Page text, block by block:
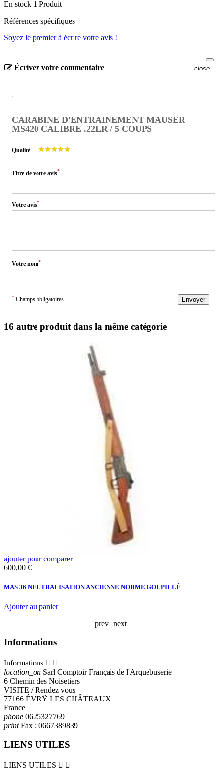
En stock 1 Produit
Références spécifiques
Soyez le premier à écrire votre avis !
Écrivez votre commentaire close
CARABINE D'ENTRAINEMENT MAUSER
MS420 CALIBRE .22LR / 5 COUPS
Qualité
Titre de votre avis*
Votre avis*
Votre nom*
* Champs obligatoires Envoyer
16 autre produit dans la même catégorie
ajouter pour comparer
Prix
600,00 €
MAS 36 NEUTRALISATION ANCIENNE NORME GOUPILLÉ
Ajouter au panier
prev next
Informations
Informations  
location_on Sarl Comptoir Français de l'Arquebuserie
6 Chemin des Noisetiers
VISITE / Rendez vous
77166 ÉVRŸ LES CHÂTEAUX
France
phone 0625327769
printFax : 0667389839
LIENS UTILES
LIENS UTILES  